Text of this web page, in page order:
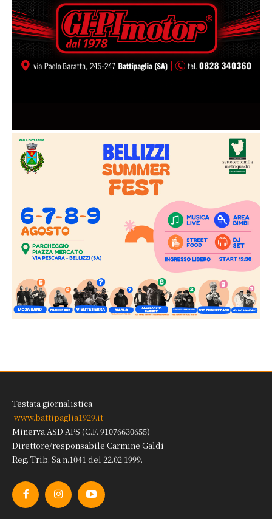
Testata giornalistica
www.battipaglia1929.it
Minerva ASD APS (C.F. 91076630655)
Direttore/responsabile Carmine Galdi
Reg. Trib. Sa n.1041 del 22.02.1999.